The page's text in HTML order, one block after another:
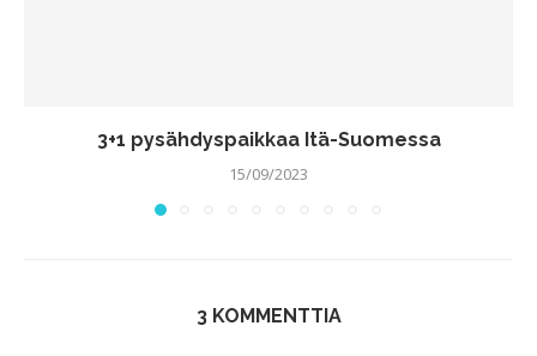
3+1 pysähdyspaikkaa Itä-Suomessa
15/09/2023
3 KOMMENTTIA